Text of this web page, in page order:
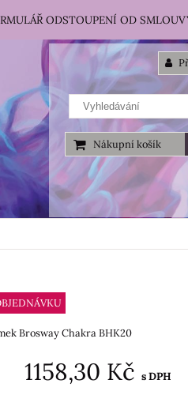
Nákupní košík
ODSTOUPENÍ OD
Brosway Chakra BHK20
1158,30 Kč s DPH